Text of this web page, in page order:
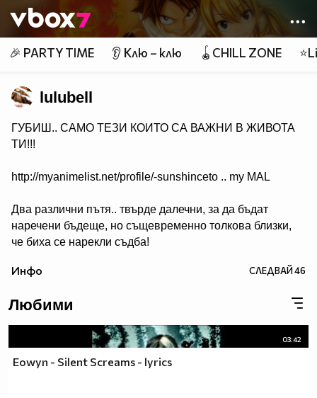
👾
🎉 PARTY TIME 👂 Клю – клю 🪀CHILL ZONE
lulubell
ГУБИШ.. САМО ТЕЗИ КОИТО СА ВАЖНИ В ЖИВОТА
ТИ!!!
http://myanimelist.net/profile/-sunshinceto .. my MAL
Два различни пътя.. твърде далечни, за да бъдат
наречени бъдеще, но същевременно толкова близки,
че биха се нарекли съдба!
Инфо СЛЕДВАЙ46
Любими
03:42
Eowyn - Silent Screams - lyrics